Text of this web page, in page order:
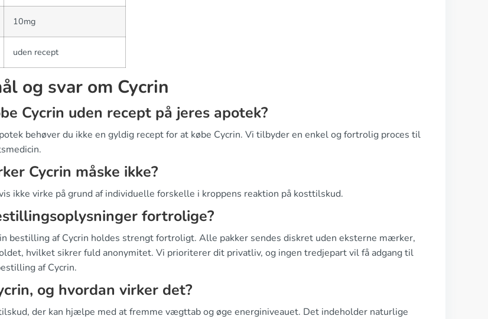
10mg
uden recept
og svar om Cycrin
Cycrin uden recept på jeres apotek?
behøver du ikke en gyldig recept for at købe Cycrin. Vi tilbyder en enkel og fortrolig proces til
Cycrin måske ikke?
ikke virke på grund af individuelle forskelle i kroppens reaktion på kosttilskud.
fortrolige?
bestilling af Cycrin holdes strengt fortroligt. Alle pakker sendes diskret uden eksterne mærker,
hvilket sikrer fuld anonymitet. Vi prioriterer dit privatliv, og ingen tredjepart vil få adgang til
af Cycrin.
og hvordan virker det?
der kan hjælpe med at fremme vægttab og øge energiniveauet. Det indeholder naturlige